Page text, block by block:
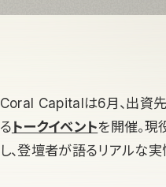
Coral Capitalは6月、出資先
るトークイベントを開催。
し、登壇者が語るリアルな